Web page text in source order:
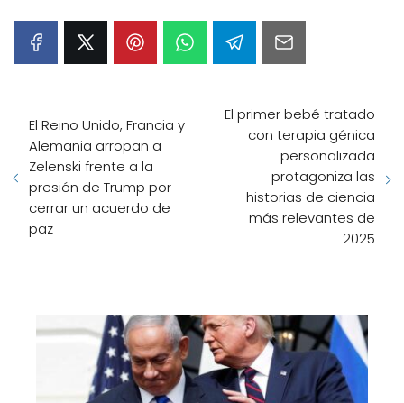
El Reino Unido, Francia y
Alemania arropan a
Zelenski frente a la
presión de Trump por
cerrar un acuerdo de
paz
El primer bebé tratado
con terapia génica
personalizada
protagoniza las
historias de ciencia
más relevantes de
2025